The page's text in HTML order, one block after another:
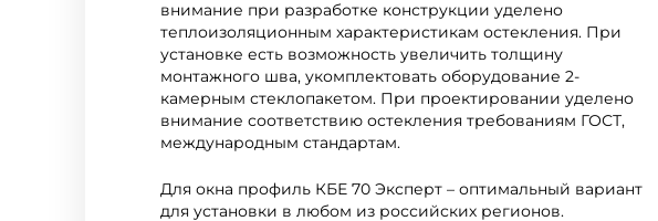
внимание при разработке конструкции уделено
теплоизоляционным характеристикам остекления. При
установке есть возможность увеличить толщину
монтажного шва, укомплектовать оборудование 2-
камерным стеклопакетом. При проектировании уделено
внимание соответствию остекления требованиям ГОСТ,
международным стандартам.
Для окна профиль КБЕ 70 Эксперт – оптимальный вариант
для установки в любом из российских регионов.